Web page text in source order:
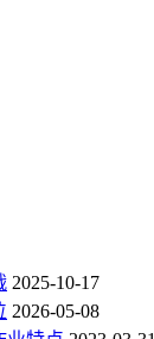
2025-10-17
2026-05-08